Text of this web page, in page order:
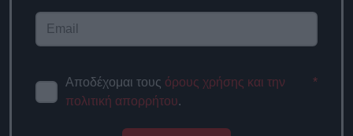
Αποδέχομαι τους όρους χρήσης και την
πολιτική απορρήτου.
*